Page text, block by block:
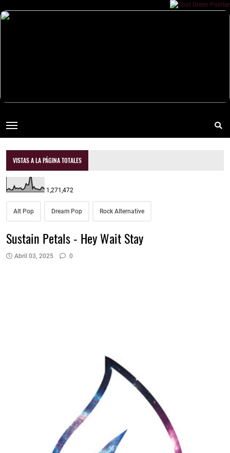
VISTAS A LA PÁGINA TOTALES
1,271,472
Alt Pop Dream Pop Rock Alternative
Sustain Petals - Hey Wait Stay
Abril 03, 2025 0